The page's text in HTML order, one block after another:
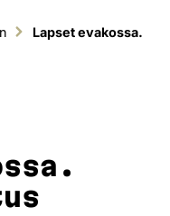
Lapset evakossa.